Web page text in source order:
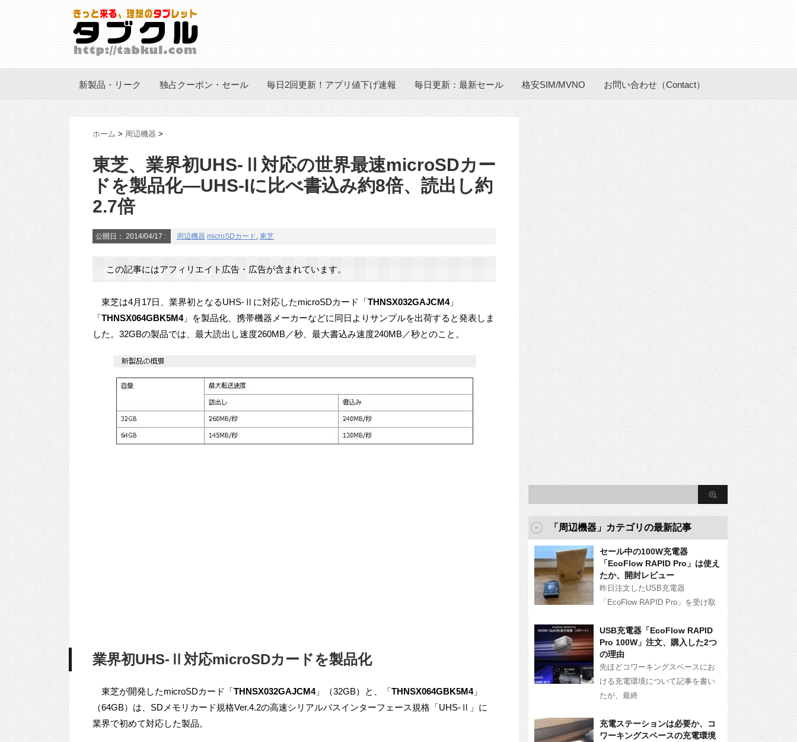
新製品・リーク 独占クーポン・セール 毎日2回更新！アプリ値下げ速報 毎日更新：最新セール 格安SIM/MVNO お問い合わせ（Contact）
ホーム > 周辺機器 >
東芝、業界初UHS-Ⅱ対応の世界最速microSDカー
ドを製品化―UHS-Iに比べ書込み約8倍、読出し約
2.7倍
公開日： 2014/04/17 : 周辺機器 microSDカード, 東芝
この記事にはアフィリエイト広告・広告が含まれています。
東芝は4月17日、業界初となるUHS-Ⅱに対応したmicroSDカード「THNSX032GAJCM4」
「THNSX064GBK5M4」を製品化、携帯機器メーカーなどに同日よりサンプルを出荷すると発表しま
した。32GBの製品では、最大読出し速度260MB／秒、最大書込み速度240MB／秒とのこと。
業界初UHS-Ⅱ対応microSDカードを製品化
東芝が開発したmicroSDカード「THNSX032GAJCM4」（32GB）と、「THNSX064GBK5M4」
（64GB）は、SDメモリカード規格Ver.4.2の高速シリアルバスインターフェース規格「UHS-Ⅱ」に
業界で初めて対応した製品。
「周辺機器」カテゴリの最新記事
セール中の100W充電器
「EcoFlow RAPID Pro」は使え
たか、開封レビュー
昨日注文したUSB充電器
「EcoFlow RAPID Pro」を受け取
USB充電器「EcoFlow RAPID
Pro 100W」注文、購入した2つ
の理由
先ほどコワーキングスペースにお
ける充電環境について記事を書い
たが、最終
充電ステーションは必要か、コ
ワーキングスペースの充電環境